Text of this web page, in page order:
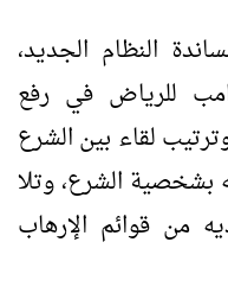
النظام الجديد،
للرياض في رفع
لقاء بين الشرع
بشخصية الشرع، وتلا
من قوائم الإرهاب